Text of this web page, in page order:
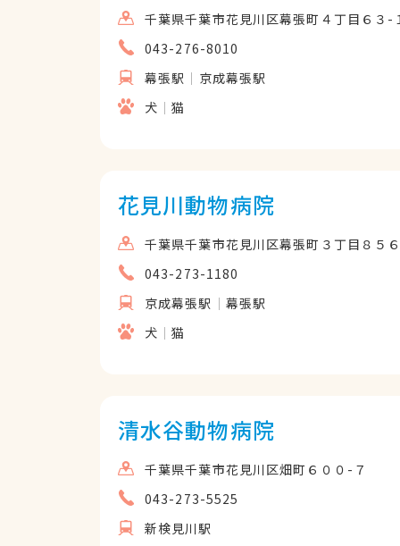
千葉県千葉市花見川区幕張町４丁目６３-
043-276-8010
幕張駅
京成幕張駅
犬
猫
花見川動物病院
千葉県千葉市花見川区幕張町３丁目８５
043-273-1180
京成幕張駅
幕張駅
犬
猫
清水谷動物病院
千葉県千葉市花見川区畑町６００-７
043-273-5525
新検見川駅